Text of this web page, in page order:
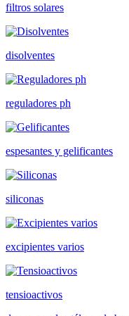
filtros solares
disolventes
reguladores ph
espesantes y gelificantes
siliconas
excipientes varios
tensioactivos